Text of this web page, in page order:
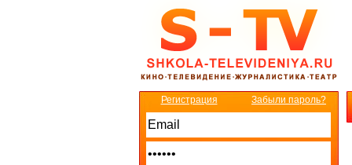
Регистрация Забыли пароль?